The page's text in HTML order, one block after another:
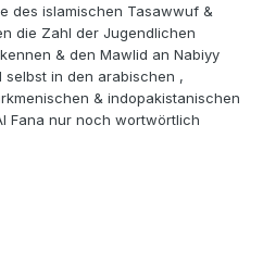
des islamischen Tasawwuf &
die Zahl der Jugendlichen
& den Mawlid an Nabiyy
in den arabischen ,
& indopakistanischen
Fana nur noch wortwörtlich